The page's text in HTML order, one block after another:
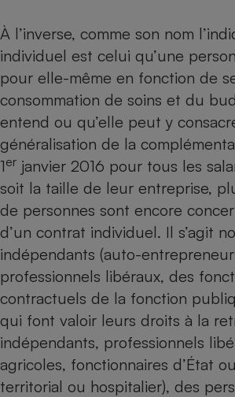
À l’inverse, comme son nom
individuel est celui qu’une
pour elle-même en fonction de
consommation de soins et du
entend ou qu’elle peut y
généralisation de la
1er janvier 2016 pour tous les
soit la taille de leur entreprise,
de personnes sont encore
d’un contrat individuel. Il s’agit
indépendants (auto-
professionnels libéraux, des
contractuels de la fonction
qui font valoir leurs droits à la
indépendants, professionnels
agricoles, fonctionnaires d’État
territorial ou hospitalier), des